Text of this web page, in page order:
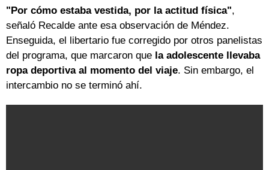
"Por cómo estaba vestida, por la actitud física",
señaló Recalde ante esa observación de Méndez.
Enseguida, el libertario fue corregido por otros panelistas
del programa, que marcaron que la adolescente llevaba
ropa deportiva al momento del viaje. Sin embargo, el
intercambio no se terminó ahí.